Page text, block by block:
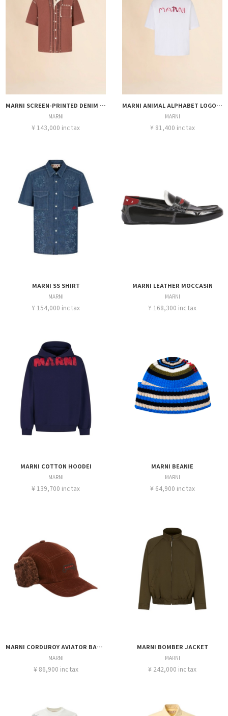
MARNI SCREEN-PRINTED DENIM SHIRT
MARNI
¥ 143,000 inc tax
MARNI ANIMAL ALPHABET LOGO TEE
MARNI
¥ 81,400 inc tax
MARNI SS SHIRT
MARNI
¥ 154,000 inc tax
MARNI LEATHER MOCCASIN
MARNI
¥ 168,300 inc tax
MARNI COTTON HOODEI
MARNI
¥ 139,700 inc tax
MARNI BEANIE
MARNI
¥ 64,900 inc tax
MARNI CORDUROY AVIATOR BASEBALL CAP
MARNI
¥ 86,900 inc tax
MARNI BOMBER JACKET
MARNI
¥ 242,000 inc tax